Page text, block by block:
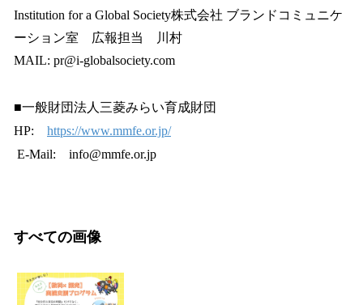
Institution for a Global Society株式会社 ブランドコミュニケ
ーション室 広報担当 川村
MAIL: pr@i-globalsociety.com
■一般財団法人三菱みらい育成財団
HP: https://www.mmfe.or.jp/
E-Mail: info@mmfe.or.jp
すべての画像